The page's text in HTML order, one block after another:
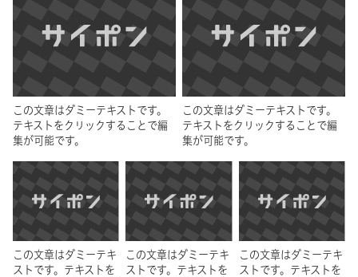
この文章はダミーテキストです。
テキストをクリックすることで編
集が可能です。
この文章はダミーテキストです。
テキストをクリックすることで編
集が可能です。
この文章はダミーテキ
ストです。テキストを
この文章はダミーテキ
ストです。テキストを
この文章はダミーテキ
ストです。テキストを